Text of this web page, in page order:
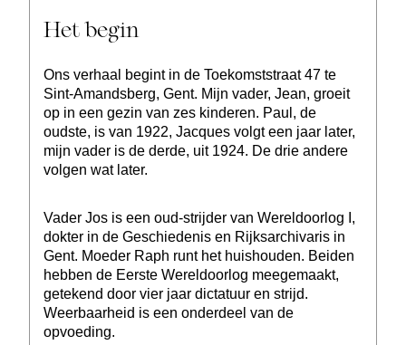
Het begin
Ons verhaal begint in de Toekomststraat 47 te
Sint-Amandsberg, Gent. Mijn vader, Jean, groeit
op in een gezin van zes kinderen. Paul, de
oudste, is van 1922, Jacques volgt een jaar later,
mijn vader is de derde, uit 1924. De drie andere
volgen wat later.
Vader Jos is een oud-strijder van Wereldoorlog I,
dokter in de Geschiedenis en Rijksarchivaris in
Gent. Moeder Raph runt het huishouden. Beiden
hebben de Eerste Wereldoorlog meegemaakt,
getekend door vier jaar dictatuur en strijd.
Weerbaarheid is een onderdeel van de
opvoeding.